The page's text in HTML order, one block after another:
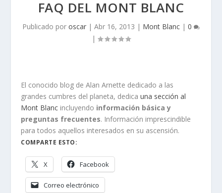
FAQ DEL MONT BLANC
Publicado por oscar | Abr 16, 2013 | Mont Blanc | 0
|
El conocido blog de Alan Arnette dedicado a las
grandes cumbres del planeta, dedicauna sección al
Mont Blanc incluyendo información básica y
preguntas frecuentes. Información imprescindible
para todos aquellos interesados en su ascensión.
COMPARTE ESTO:
X Facebook
Correo electrónico